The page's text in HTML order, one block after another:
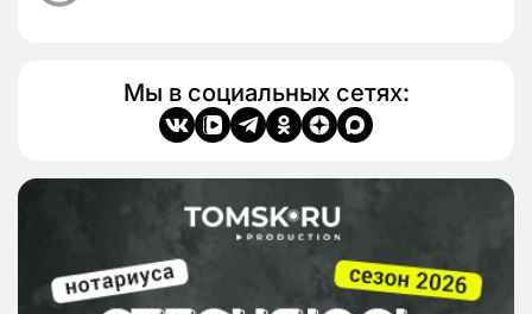
Мы в социальных сетях: